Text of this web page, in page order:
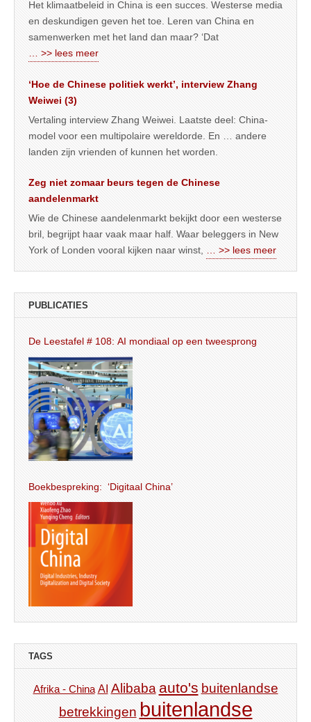
Het klimaatbeleid in China is een succes. Westerse media
en deskundigen geven het toe. Leren van China en
samenwerken met het land dan maar? ‘Dat
… >> lees meer
‘Hoe de Chinese politiek werkt’, interview Zhang
Weiwei (3)
Vertaling interview Zhang Weiwei. Laatste deel: China-
model voor een multipolaire wereldorde. En … andere
landen zijn vrienden of kunnen het worden.
Zeg niet zomaar beurs tegen de Chinese
aandelenmarkt
Wie de Chinese aandelenmarkt bekijkt door een westerse
bril, begrijpt haar vaak maar half. Waar beleggers in New
York of Londen vooral kijken naar winst,
… >> lees meer
PUBLICATIES
De Leestafel # 108: AI mondiaal op een tweesprong
Boekbespreking: ‘Digitaal China’
TAGS
Afrika - China AI Alibaba auto's buitenlandse
betrekkingen buitenlandse